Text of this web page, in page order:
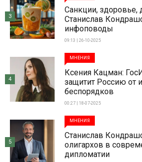
Санкции, здоровье,
Станислав
инфоповоды
09:13 | 26-10-2025
3
МНЕНИЯ
Ксения Кацман:
защитит Россию от
беспорядков
00:27 | 18-07-2025
4
МНЕНИЯ
Станислав
олигархов в
дипломатии
5